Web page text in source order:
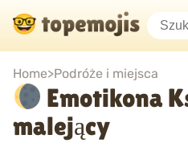
Home>Podróże i miejsca
Emotikona
malejący